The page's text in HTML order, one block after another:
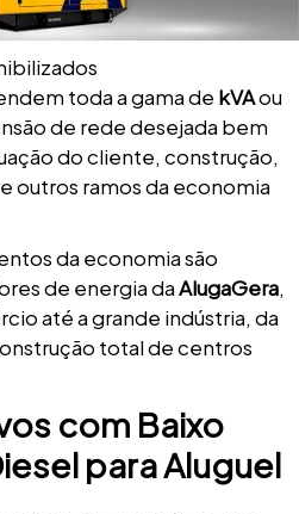
toda a gama de kVAou
de rede desejada bem
do cliente, construção,
outros ramos da economia
da economia são
de energia daAlugaGera,
até a grande indústria, da
total de centros
com Baixo
para Aluguel